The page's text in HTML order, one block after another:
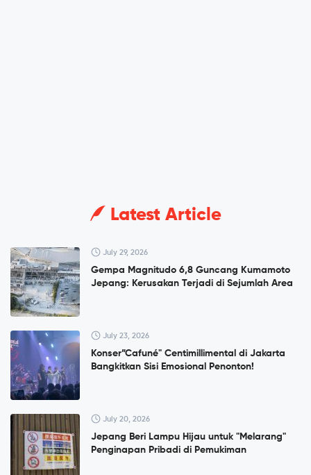
Latest Article
July 29, 2026
Gempa Magnitudo 6,8 Guncang Kumamoto
Jepang: Kerusakan Terjadi di Sejumlah Area
July 23, 2026
Konser”Cafuné" Centimillimental di Jakarta
Bangkitkan Sisi Emosional Penonton!
July 20, 2026
Jepang Beri Lampu Hijau untuk "Melarang"
Penginapan Pribadi di Pemukiman